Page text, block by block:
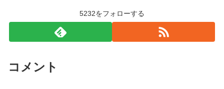
5232をフォローする
コメント